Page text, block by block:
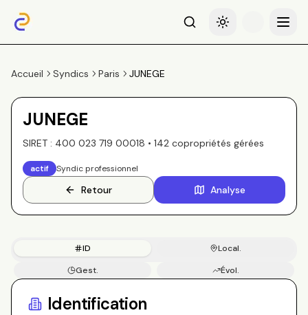
RechercheBasculer le thème
Menu
Accueil Syndics Paris JUNEGE
JUNEGE
SIRET : 400 023 719 00018 • 142 copropriétés gérées
actif Syndic professionnel
Retour Analyse
ID
Local.
Gest.
Évol.
Identification